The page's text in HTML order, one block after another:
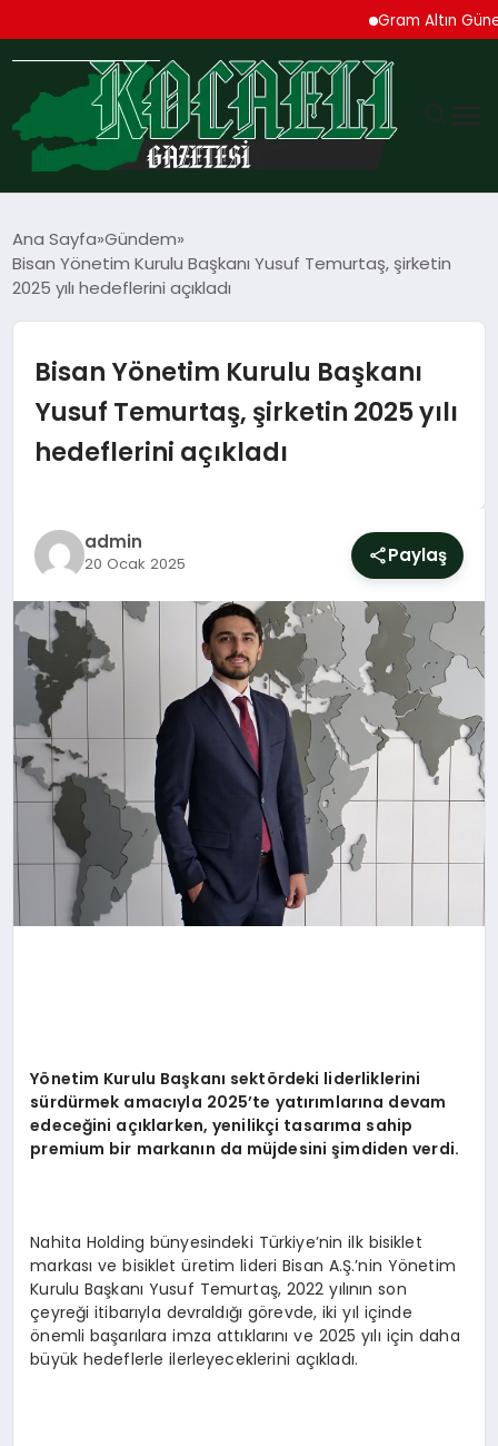
Gram Altın Güne
TEKNOLOJI
MAGAZIN
YAŞAM
DÜNYA
SAĞLIK
EĞITIM
Ana Sayfa Gündem
Bisan Yönetim Kurulu Başkanı Yusuf Temurtaş, şirketin
2025 yılı hedeflerini açıkladı
Bisan Yönetim Kurulu Başkanı
Yusuf Temurtaş, şirketin 2025 yılı
hedeflerini açıkladı
admin
20 Ocak 2025 Paylaş
Yönetim Kurulu Başkanı sektördeki liderliklerini
sürdürmek amacıyla 2025’te yatırımlarına devam
edeceğini açıklarken, yenilikçi tasarıma sahip
premium bir markanın da müjdesini şimdiden verdi.
Nahita Holding bünyesindeki Türkiye’nin ilk bisiklet
markası ve bisiklet üretim lideri Bisan A.Ş.’nin Yönetim
Kurulu Başkanı Yusuf Temurtaş, 2022 yılının son
çeyreği itibarıyla devraldığı görevde, iki yıl içinde
önemli başarılara imza attıklarını ve 2025 yılı için daha
büyük hedeflerle ilerleyeceklerini açıkladı.